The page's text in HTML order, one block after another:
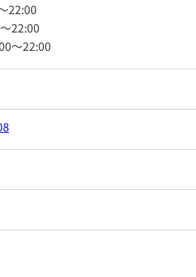
22:00
～22:00
～22:00